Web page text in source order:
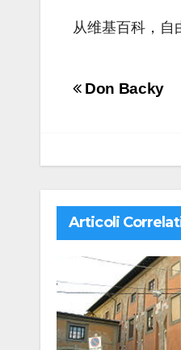
从维基百科，自
Don Backy
Articoli